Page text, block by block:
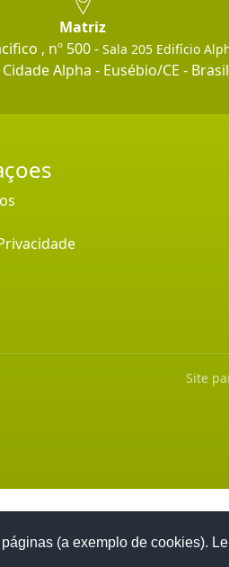
(a exemplo de cookies).
Matriz
, nº 500 - Sala 205 Edifício
Cidade Alpha - Eusébio/CE - Brasil
Site